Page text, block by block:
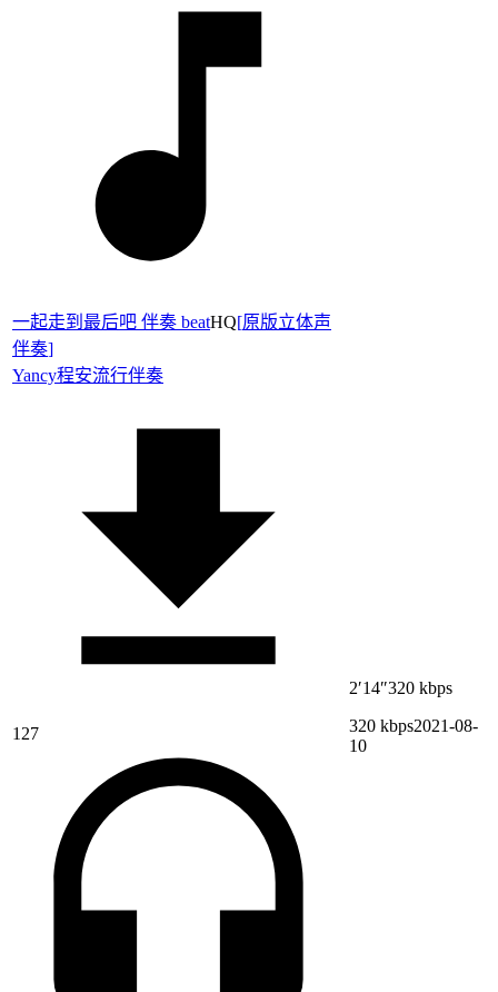
一起走到最后吧 伴奏 beatHQ[原版立体声
伴奏]
Yancy程安流行伴奏
127
2′14″320 kbps
320 kbps2021-08-
10